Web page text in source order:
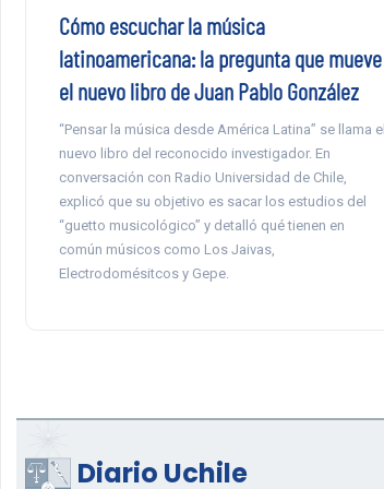
Cómo escuchar la música
latinoamericana: la pregunta que mueve
el nuevo libro de Juan Pablo González
“Pensar la música desde América Latina” se llama el
nuevo libro del reconocido investigador. En
conversación con Radio Universidad de Chile,
explicó que su objetivo es sacar los estudios del
“guetto musicológico” y detalló qué tienen en
común músicos como Los Jaivas,
Electrodomésitcos y Gepe.
Diario Uchile